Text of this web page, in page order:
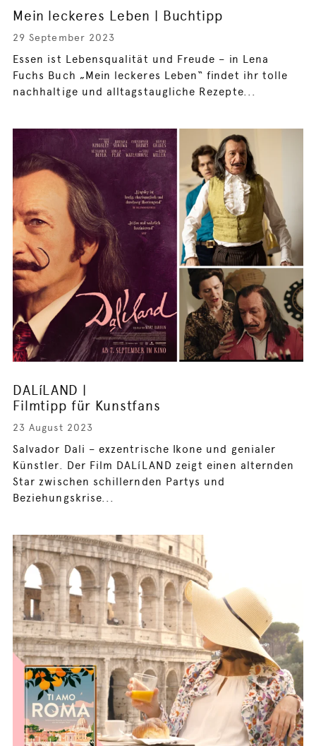
Mein leckeres Leben | Buchtipp
29 September 2023
Essen ist Lebensqualität und Freude – in Lena
Fuchs Buch „Mein leckeres Leben“ findet ihr tolle
nachhaltige und alltagstaugliche Rezepte...
DALíLAND |
Filmtipp für Kunstfans
23 August 2023
Salvador Dali – exzentrische Ikone und genialer
Künstler. Der Film DALíLAND zeigt einen alternden
Star zwischen schillernden Partys und
Beziehungskrise...